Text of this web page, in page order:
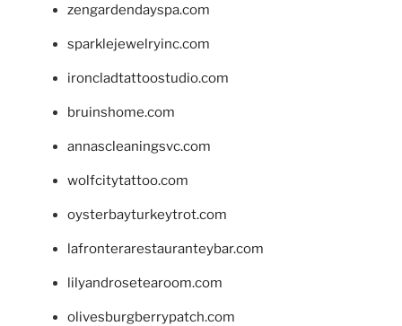
zengardendayspa.com
sparklejewelryinc.com
ironcladtattoostudio.com
bruinshome.com
annascleaningsvc.com
wolfcitytattoo.com
oysterbayturkeytrot.com
lafronterarestauranteybar.com
lilyandrosetearoom.com
olivesburgberrypatch.com